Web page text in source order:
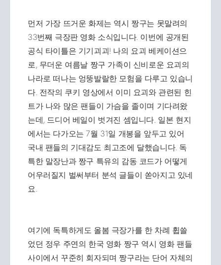
먼저 가장 뜨거운 화제는 역시 짱구는 못말려의
33번째 극장판 영화 소식입니다. 이번에 공개된
공식 타이틀은 기기괴괴! 나의 요괴 베케이션으
로, 무더운 여름날 짱구 가족이 신비로운 요괴의
나라로 떠나는 엉뚱발랄한 모험을 다루고 있습니
다. 전작의 쿠키 영상에서 이미 요괴와 관련된 힌
트가 나와 많은 팬들이 가슴을 졸이며 기다려왔
는데, 드디어 베일이 벗겨진 셈입니다. 일본 현지
에서는 다가오는 7월 31일 개봉을 앞두고 있어
국내 팬들의 기대감도 최고조에 달했습니다. 독
특한 말장난과 짱구 특유의 감동 코드가 어떻게
어우러질지 벌써부터 분석 글들이 쏟아지고 있네
요.
여기에 독특하게도 올봄 극장가를 한 차례 휩쓸
었던 정우 주연의 한국 영화 짱구 역시 영화 팬들
사이에서 꾸준히 회자되며 짱구라는 단어 자체의